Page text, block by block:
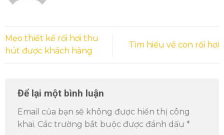
Mẹo thiết kế rối hơi thu
hút được khách hàng
Tìm hiểu về con rối hơi
Để lại một bình luận
Email của bạn sẽ không được hiển thị công
khai. Các trường bắt buộc được đánh dấu *